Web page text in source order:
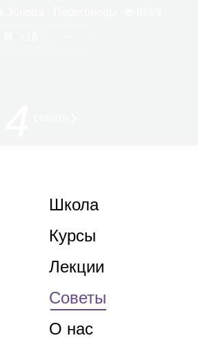
Школа
Курсы
Лекции
Советы
О нас